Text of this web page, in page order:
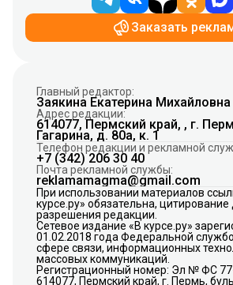
Заказать
Главный редактор:
Заякина Екатерина Михайловна
Адрес редакции:
614077, Пермский край, , г.
Гагарина, д. 80а, к. 1
Телефон редакции и рекламной
+7 (342) 206 30 40
Почта рекламной службы:
reklamamagma@gmail.com
При использовании материалов
курсе.ру» обязательна, цитирование
разрешения редакции.
Сетевое издание «В курсе.ру»
01.02.2018 года Федеральной
сфере связи, информационных
массовых коммуникаций.
Регистрационный номер: Эл № ФС
614077, Пермский край, г. Пермь,